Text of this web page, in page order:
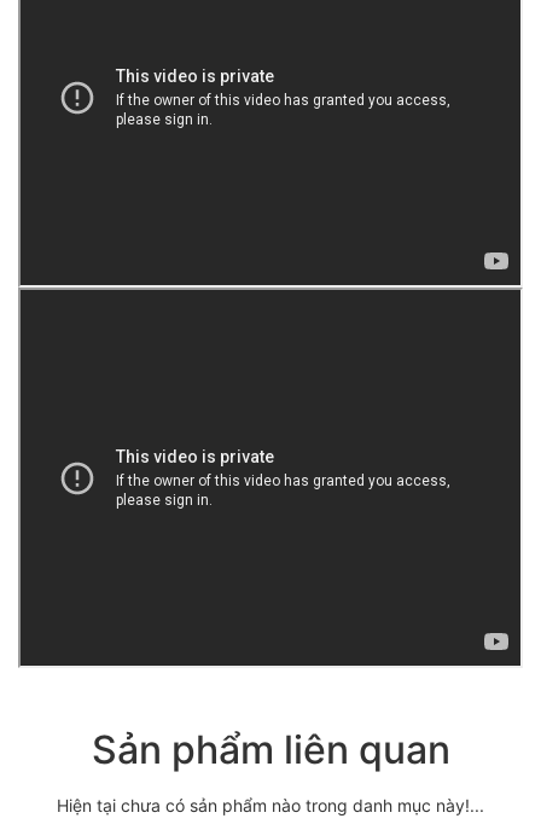
Sản phẩm liên quan
Hiện tại chưa có sản phẩm nào trong danh mục này!...